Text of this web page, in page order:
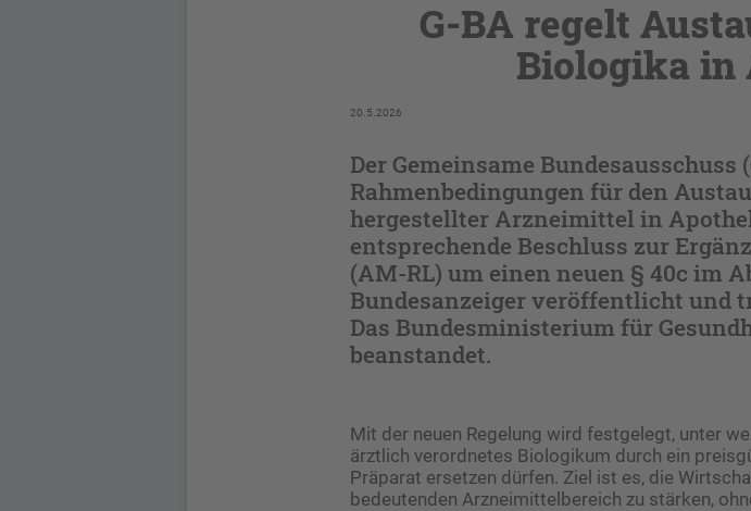
G-BA regelt
Biologika in
20.5.2026
Der Gemeinsame Bundesausschuss
Rahmenbedingungen für den
hergestellter Arzneimittel in
entsprechende Beschluss zur
(AM-RL) um einen neuen § 40c im
Bundesanzeiger veröffentlicht und
Das Bundesministerium für
beanstandet.
Mit der neuen Regelung wird festgelegt, unter
ärztlich verordnetes Biologikum durch ein
Präparat ersetzen dürfen. Ziel ist es, die
bedeutenden Arzneimittelbereich zu stärken,